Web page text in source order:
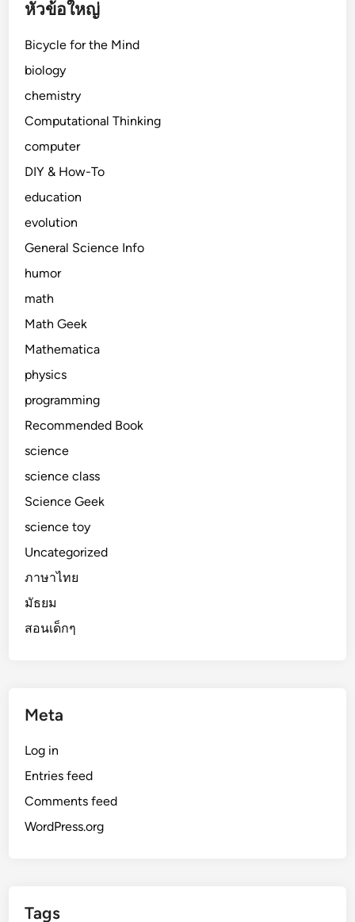
หัวข้อใหญ่
Bicycle for the Mind
biology
chemistry
Computational Thinking
computer
DIY & How-To
education
evolution
General Science Info
humor
math
Math Geek
Mathematica
physics
programming
Recommended Book
science
science class
Science Geek
science toy
Uncategorized
ภาษาไทย
มัธยม
สอนเด็กๆ
Meta
Log in
Entries feed
Comments feed
WordPress.org
Tags